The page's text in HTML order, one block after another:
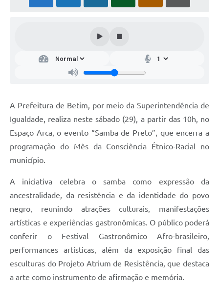
A Prefeitura de Betim, por meio da Superintendência de
Igualdade, realiza neste sábado (29), a partir das 10h, no
Espaço Arca, o evento “Samba de Preto”, que encerra a
programação do Mês da Consciência Étnico-Racial no
município.
A iniciativa celebra o samba como expressão da
ancestralidade, da resistência e da identidade do povo
negro, reunindo atrações culturais, manifestações
artísticas e experiências gastronômicas. O público poderá
conferir o Festival Gastronômico Afro-brasileiro,
performances artísticas, além da exposição final das
esculturas do Projeto Atrium de Resistência, que destaca
a arte como instrumento de afirmação e memória.